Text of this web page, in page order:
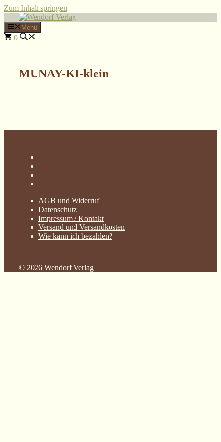
Zum Inhalt springen
Menü
0
MUNAY-KI-klein
AGB und Widerruf
Datenschutz
Impressum / Kontakt
Versand und Versandkosten
Wie kann ich bezahlen?
© 2026 Wendorf Verlag